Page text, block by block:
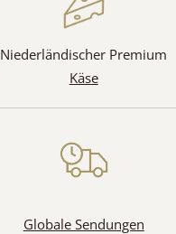
Niederländischer Premium
Käse
Globale Sendungen